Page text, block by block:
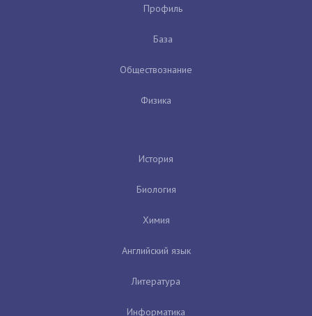
Профиль
База
Обществознание
Физика
История
Биология
Химия
Английский язык
Литература
Информатика